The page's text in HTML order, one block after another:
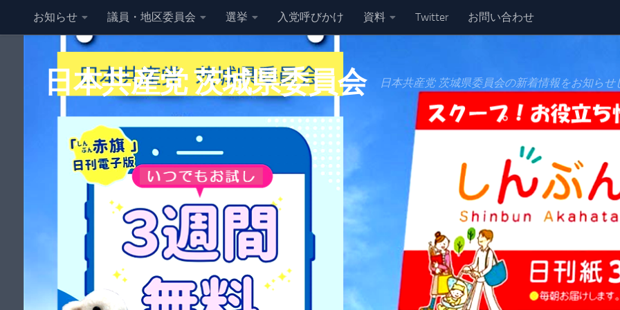
コンテンツへスキップ
お知らせ 議員・地区委員会 選挙 入党呼びかけ 資料 Twitter お問い合わせ
日本共産党 茨城県委員会 日本共産党 茨城県委員会の新着情報をお知らせ